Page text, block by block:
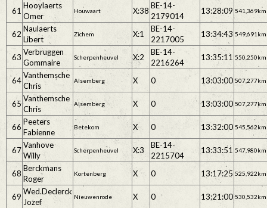
61
Hooylaerts
Omer
Houwaart X:38
BE-14-
2179014
13:28:09 541,369km
62
Naulaerts
Libert
Zichem X:1
BE-14-
2217005
13:34:43 549,691km
63
Verbruggen
Gommaire
Scherpenheuvel X:2
BE-14-
2216264
13:35:11 550,250km
64
Vanthemsche
Chris
Alsemberg X 0 13:03:00 507,277km
65
Vanthemsche
Chris
Alsemberg X 0 13:03:00 507,277km
66
Peeters
Fabienne
Betekom X 0 13:32:00 545,562km
67
Vanhove
Willy
Scherpenheuvel X:3
BE-14-
2215704
13:33:51 547,980km
68
Berckmans
Roger
Kortenberg X 0 13:17:25 525,922km
69
Wed.Declerck
Jozef
Nieuwenrode X 0 13:21:00 530,532km